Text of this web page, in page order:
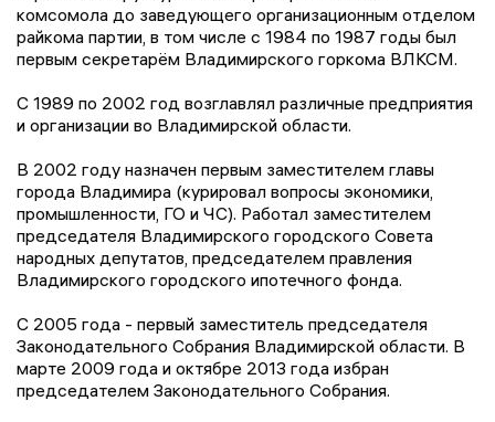
комсомола до заведующего организационным отделом
райкома партии, в том числе с 1984 по 1987 годы был
первым секретарём Владимирского горкома ВЛКСМ.
С 1989 по 2002 год возглавлял различные предприятия
и организации во Владимирской области.
В 2002 году назначен первым заместителем главы
города Владимира (курировал вопросы экономики,
промышленности, ГО и ЧС). Работал заместителем
председателя Владимирского городского Совета
народных депутатов, председателем правления
Владимирского городского ипотечного фонда.
С 2005 года - первый заместитель председателя
Законодательного Собрания Владимирской области. В
марте 2009 года и октябре 2013 года избран
председателем Законодательного Собрания.